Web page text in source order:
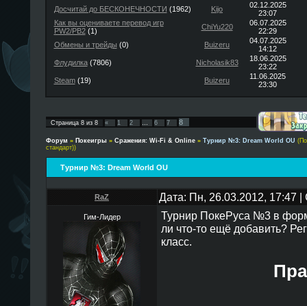
Досчитай до БЕСКОНЕЧНОСТИ (1962) Kijo
02.12.2025
23:07
Как вы оцениваете перевод игр
PW2/PB2(1) ChiYu220
06.07.2025
22:29
Обмены и трейды (0) Buizeru
04.07.2025
14:12
Флудилка(7806) Nicholasik83
18.06.2025
23:22
Steam(19) Buizeru
11.06.2025
23:30
Страница 8из 8 « 1 2 … 6 7 8
Форум » Покеигры » Сражения: Wi-Fi & Online » Турнир №3: Dream World OU
стандарт))
Турнир №3: Dream World OU
RaZ Дата: Пн, 26.03.2012, 17:47
Гим-Лидер
Турнир ПокеРуса №3 в
ли что-то ещё добавить?
класс.